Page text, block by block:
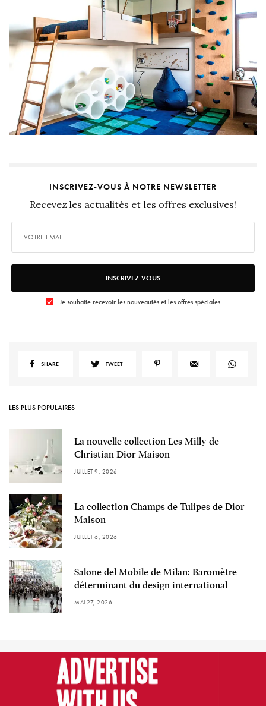
INSCRIVEZ-VOUS À NOTRE NEWSLETTER
Recevez les actualités et les offres exclusives!
INSCRIVEZ-VOUS
Je souhaite recevoir les nouveautés et les offres spéciales
SHARE TWEET
LES PLUS POPULAIRES
La nouvelle collection Les Milly de
Christian Dior Maison
JUILLET 9, 2026
La collection Champs de Tulipes de Dior
Maison
JUILLET 6, 2026
Salone del Mobile de Milan: Baromètre
déterminant du design international
MAI 27, 2026